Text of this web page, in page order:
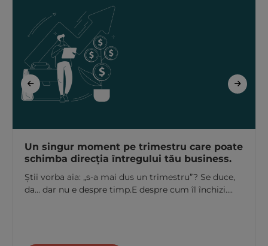
Un singur moment pe trimestru care poate
schimba direcția întregului tău business.
Știi vorba aia: „s-a mai dus un trimestru”? Se duce,
da… dar nu e despre timp.E despre cum îl închizi....